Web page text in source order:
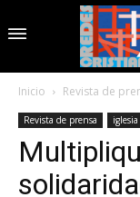
Inicio Revista de
Revista de prensa